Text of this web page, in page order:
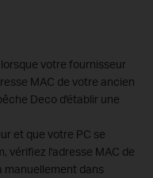
votre fournisseur
MAC de votre ancien
Deco d'établir une
et que votre PC se
vérifiez l'adresse MAC de
manuellement dans